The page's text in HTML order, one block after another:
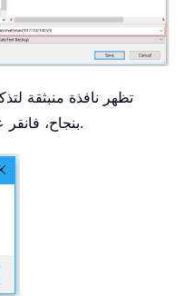
بنجاح، فانقرللعودة إلى البريد الإلكتروني.